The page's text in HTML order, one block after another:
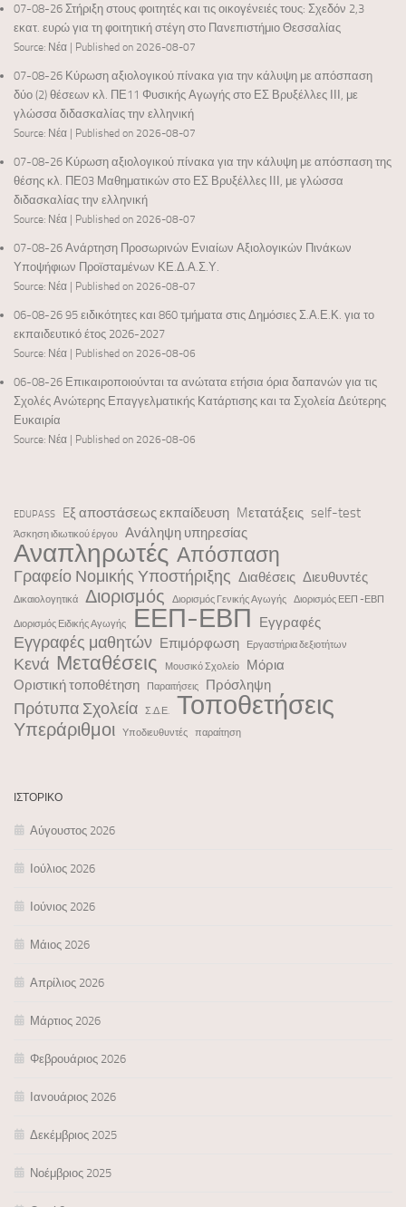
07-08-26 Στήριξη στους φοιτητές και τις οικογένειές τους: Σχεδόν 2,3
εκατ. ευρώ για τη φοιτητική στέγη στο Πανεπιστήμιο Θεσσαλίας
Source: Νέα Published on 2026-08-07
07-08-26 Κύρωση αξιολογικού πίνακα για την κάλυψη με απόσπαση
δύο (2) θέσεων κλ. ΠΕ11 Φυσικής Αγωγής στο ΕΣ Βρυξέλλες ΙΙΙ, με
γλώσσα διδασκαλίας την ελληνική
Source: Νέα Published on 2026-08-07
07-08-26 Κύρωση αξιολογικού πίνακα για την κάλυψη με απόσπαση της
θέσης κλ. ΠΕ03 Μαθηματικών στο ΕΣ Βρυξέλλες ΙΙΙ, με γλώσσα
διδασκαλίας την ελληνική
Source: Νέα Published on 2026-08-07
07-08-26 Ανάρτηση Προσωρινών Ενιαίων Αξιολογικών Πινάκων
Υποψήφιων Προϊσταμένων ΚΕ.Δ.Α.Σ.Υ.
Source: Νέα Published on 2026-08-07
06-08-26 95 ειδικότητες και 860 τμήματα στις Δημόσιες Σ.Α.Ε.Κ. για το
εκπαιδευτικό έτος 2026-2027
Source: Νέα Published on 2026-08-06
06-08-26 Επικαιροποιούνται τα ανώτατα ετήσια όρια δαπανών για τις
Σχολές Ανώτερης Επαγγελματικής Κατάρτισης και τα Σχολεία Δεύτερης
Ευκαιρία
Source: Νέα Published on 2026-08-06
EDUPASS Eξ αποστάσεως εκπαίδευση Mετατάξεις self-test
Άσκηση ιδιωτικού έργου Ανάληψη υπηρεσίας
Αναπληρωτές Απόσπαση
Γραφείο Νομικής Υποστήριξης Διαθέσεις Διευθυντές
Δικαιολογητικά Διορισμός Διορισμός Γενικής Αγωγής Διορισμός ΕΕΠ -ΕΒΠ
Διορισμός Ειδικής Αγωγής ΕΕΠ-ΕΒΠ Εγγραφές
Εγγραφές μαθητών Επιμόρφωση Εργαστήρια δεξιοτήτων
Κενά Μεταθέσεις Μουσικό Σχολείο
Μόρια
Οριστική τοποθέτηση
Παραιτήσεις Πρόσληψη
Πρότυπα Σχολεία Σ.Δ.Ε. Τοποθετήσεις
Υπεράριθμοι Υποδιευθυντές παραίτηση
ΙΣΤΟΡΙΚΌ
Αύγουστος 2026
Ιούλιος 2026
Ιούνιος 2026
Μάιος 2026
Απρίλιος 2026
Μάρτιος 2026
Φεβρουάριος 2026
Ιανουάριος 2026
Δεκέμβριος 2025
Νοέμβριος 2025